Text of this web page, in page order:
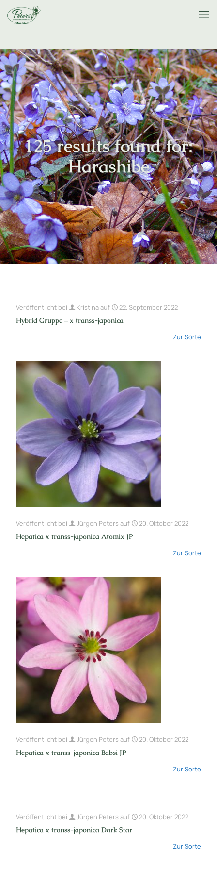
125 results found for:
Harashibe
Veröffentlicht bei Kristinaauf
22. September 2022
Hybrid Gruppe – x transs-japonica
Zur Sorte
Veröffentlicht bei Jürgen Peters auf
20. Oktober 2022
Hepatica x transs-japonica Atomix JP
Zur Sorte
Veröffentlicht bei Jürgen Peters auf
20. Oktober 2022
Hepatica x transs-japonica Babsi JP
Zur Sorte
Veröffentlicht bei Jürgen Peters auf
20. Oktober 2022
Hepatica x transs-japonica Dark Star
Zur Sorte